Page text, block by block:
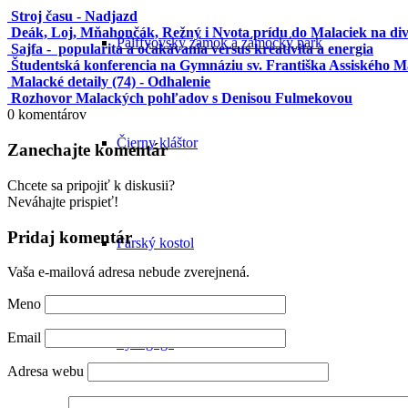
Pálffyovský zámok a zámocký park
Čierny kláštor
Farský kostol
Stroj času - Nadjazd
Deák, Loj, Mňahončák, Režný i Nvota prídu do Malaciek na
Sajfa - popularita a očakávania versus kreativita a energia
Študentská konferencia na Gymnáziu sv. Františka Assiského
Malacké detaily (74) - Odhalenie
Rozhovor Malackých pohľadov s Denisou Fulmekovou
0 komentárov
Zanechajte komentár
Chcete sa pripojiť k diskusii?
Neváhajte prispieť!
Pridaj komentár
Vaša e-mailová adresa nebude zverejnená.
Meno
Email
Adresa webu